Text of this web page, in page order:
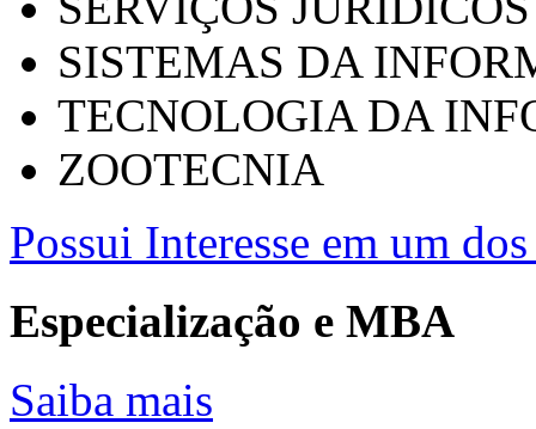
SISTEMAS DA
TECNOLOGIA DA
ZOOTECNIA
Possui Interesse em um
Especialização e MBA
Saiba mais